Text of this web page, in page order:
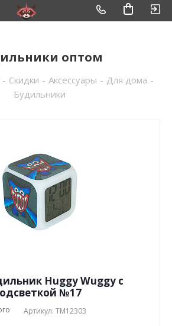
оптом
- Скидки - Аксессуары - Для дома -
Будильники
Huggy Wuggy с
№17
Артикул: TM12303